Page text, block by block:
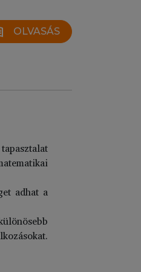
OLVASÁS
adhat a